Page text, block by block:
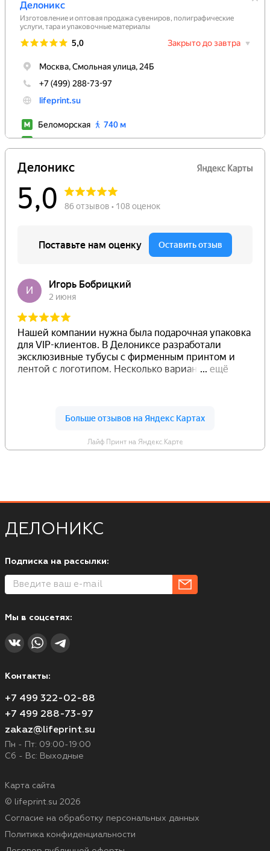
Лайф Принт на Яндекс.Карте
ДЕЛОНИКС
Подписка на рассылки:
Мы в соцсетях:
Контакты:
+7 499 322-02-88
+7 499 288-73-97
zakaz@lifeprint.su
Пн - Пт: 09:00-19:00
Сб - Вс: Выходные
Карта сайта
© lifeprint.su 2026
Согласие на обработку персональных данных
Политика конфиденциальности